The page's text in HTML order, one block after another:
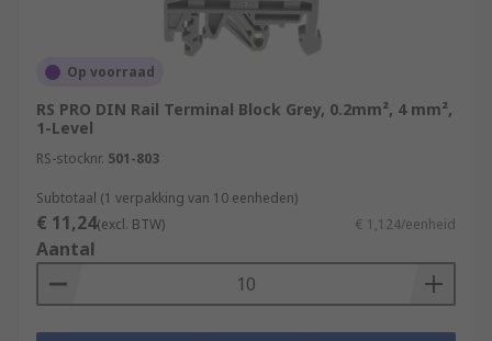
Op voorraad
RS PRO DIN Rail Terminal Block Grey, 0.2mm², 4 mm²,
1-Level
RS-stocknr. 501-803
Subtotaal (1 verpakking van 10 eenheden)
€ 11,24(excl. BTW) € 1,124/eenheid
Aantal